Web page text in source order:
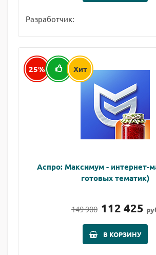
Разработчик:
25% Хит
Аспро: Максимум - интернет-
готовых тематик)
149 900 112 425
В КОРЗИНУ